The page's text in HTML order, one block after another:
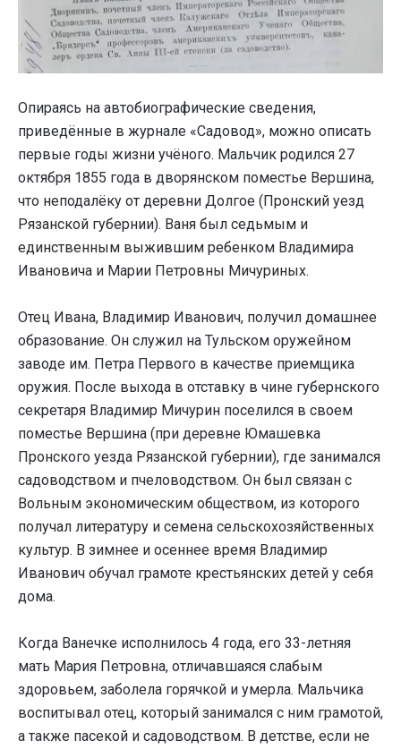
Опираясь на автобиографические сведения,
приведённые в журнале «Садовод», можно описать
первые годы жизни учёного. Мальчик родился 27
октября 1855 года в дворянском поместье Вершина,
что неподалёку от деревни Долгое (Пронский уезд
Рязанской губернии). Ваня был седьмым и
единственным выжившим ребенком Владимира
Ивановича и Марии Петровны Мичуриных.
Отец Ивана, Владимир Иванович, получил домашнее
образование. Он служил на Тульском оружейном
заводе им. Петра Первого в качестве приемщика
оружия. После выхода в отставку в чине губернского
секретаря Владимир Мичурин поселился в своем
поместье Вершина (при деревне Юмашевка
Пронского уезда Рязанской губернии), где занимался
садоводством и пчеловодством. Он был связан с
Вольным экономическим обществом, из которого
получал литературу и семена сельскохозяйственных
культур. В зимнее и осеннее время Владимир
Иванович обучал грамоте крестьянских детей у себя
дома.
Когда Ванечке исполнилось 4 года, его 33-летняя
мать Мария Петровна, отличавшаяся слабым
здоровьем, заболела горячкой и умерла. Мальчика
воспитывал отец, который занимался с ним грамотой,
а также пасекой и садоводством. В детстве, если не